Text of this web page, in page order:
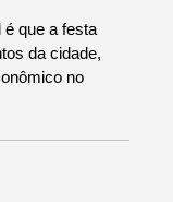
que a festa
da cidade,
no